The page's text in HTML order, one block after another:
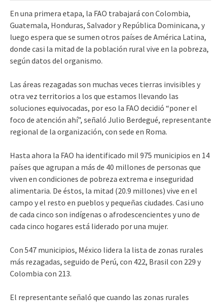
En una primera etapa, la FAO trabajará con Colombia,
Guatemala, Honduras, Salvador y República Dominicana, y
luego espera que se sumen otros países de América Latina,
donde casi la mitad de la población rural vive en la pobreza,
según datos del organismo.
Las áreas rezagadas son muchas veces tierras invisibles y
otra vez territorios a los que estamos llevando las
soluciones equivocadas, por eso la FAO decidió “poner el
foco de atención ahí”, señaló Julio Berdegué, representante
regional de la organización, con sede en Roma.
Hasta ahora la FAO ha identificado mil 975 municipios en 14
países que agrupan a más de 40 millones de personas que
viven en condiciones de pobreza extrema e inseguridad
alimentaria. De éstos, la mitad (20.9 millones) vive en el
campo y el resto en pueblos y pequeñas ciudades. Casi uno
de cada cinco son indígenas o afrodescencientes y uno de
cada cinco hogares está liderado por una mujer.
Con 547 municipios, México lidera la lista de zonas rurales
más rezagadas, seguido de Perú, con 422, Brasil con 229 y
Colombia con 213.
El representante señaló que cuando las zonas rurales